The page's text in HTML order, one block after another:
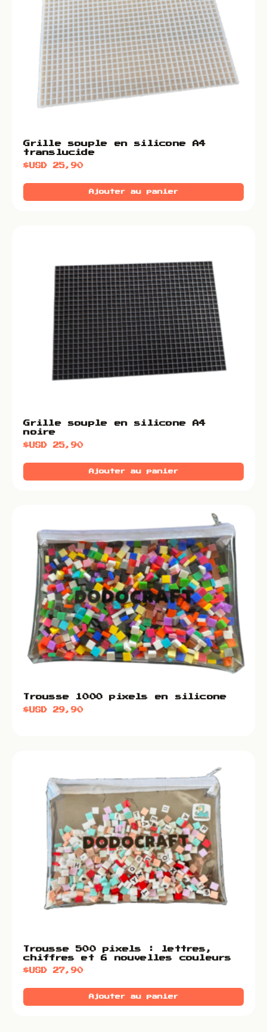
Grille souple en silicone A4
translucide
$USD25,90
Ajouter au panier
Grille souple en silicone A4
noire
$USD25,90
Ajouter au panier
Trousse 1000 pixels en silicone
$USD29,90
Trousse 500 pixels : lettres,
chiffres et 6 nouvelles couleurs
$USD27,90
Ajouter au panier